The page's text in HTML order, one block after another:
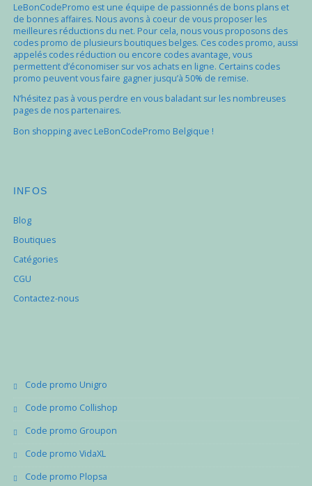
LeBonCodePromo est une équipe de passionnés de bons plans et
de bonnes affaires. Nous avons à coeur de vous proposer les
meilleures réductions du net. Pour cela, nous vous proposons des
codes promo de plusieurs boutiques belges. Ces codes promo, aussi
appelés codes réduction ou encore codes avantage, vous
permettent d’économiser sur vos achats en ligne. Certains codes
promo peuvent vous faire gagner jusqu’à 50% de remise.
N’hésitez pas à vous perdre en vous baladant sur les nombreuses
pages de nos partenaires.
Bon shopping avec LeBonCodePromo Belgique !
INFOS
Blog
Boutiques
Catégories
CGU
Contactez-nous
Code promo Unigro
Code promo Collishop
Code promo Groupon
Code promo VidaXL
Code promo Plopsa